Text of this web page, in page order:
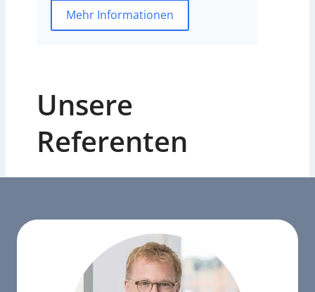
Mehr Informationen
Unsere
Referenten